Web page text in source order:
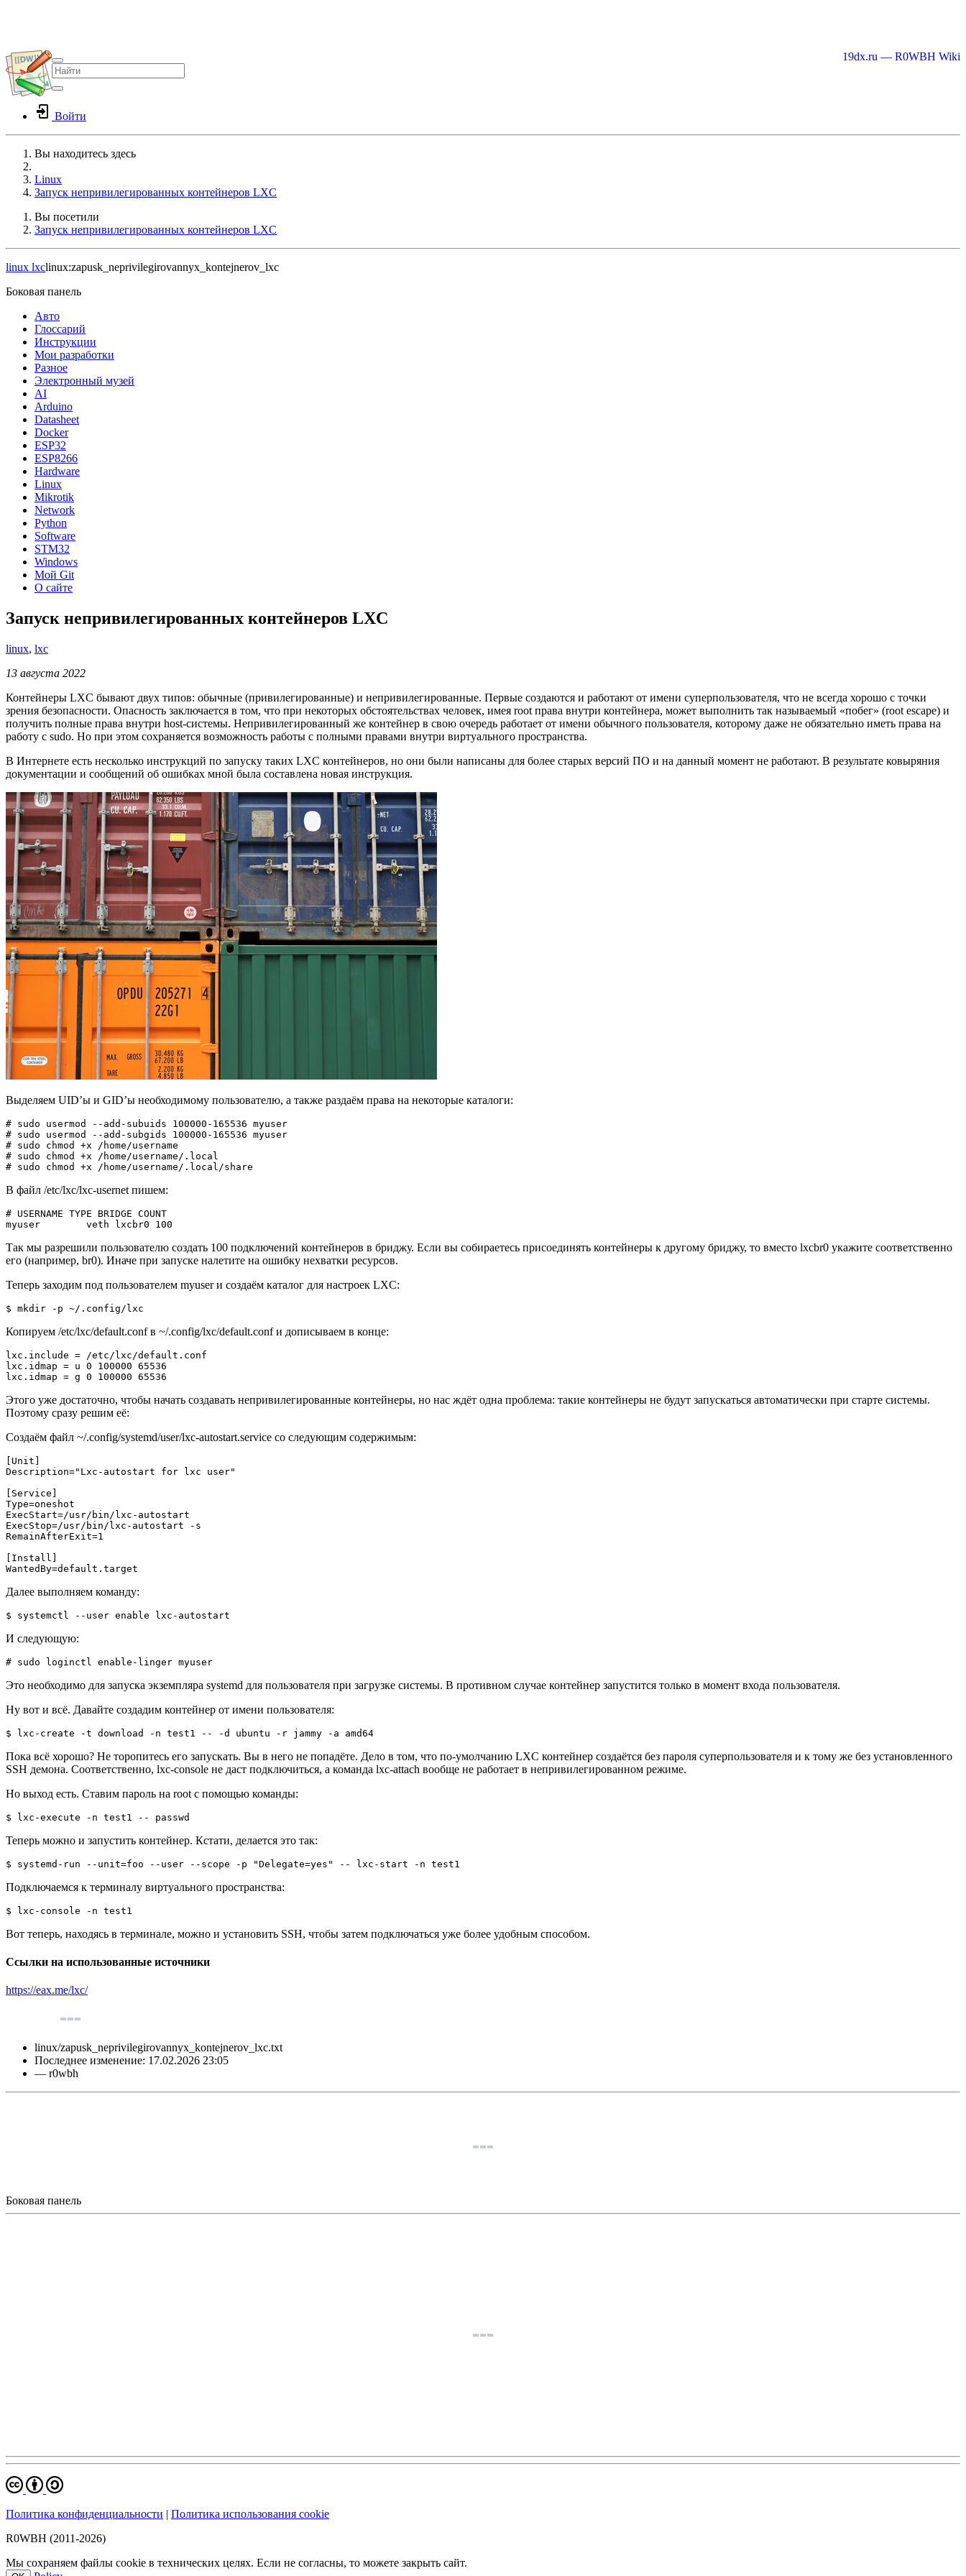
19dx.ru — R0WBH Wiki
Войти
Вы находитесь здесь
Linux
Запуск непривилегированных контейнеров LXC
Вы посетили
Запуск непривилегированных контейнеров LXC
linux lxclinux:zapusk_neprivilegirovannyx_kontejnerov_lxc
Боковая панель
Авто
Глоссарий
Инструкции
Мои разработки
Разное
Электронный музей
AI
Arduino
Datasheet
Docker
ESP32
ESP8266
Hardware
Linux
Mikrotik
Network
Python
Software
STM32
Windows
Мой Git
О сайте
Запуск непривилегированных контейнеров LXC
linux, lxc
13 августа 2022
Контейнеры LXC бывают двух типов: обычные (привилегированные) и непривилегированные. Первые создаются и работают от имени суперпользователя, что не всегда хорошо с точки
зрения безопасности. Опасность заключается в том, что при некоторых обстоятельствах человек, имея root права внутри контейнера, может выполнить так называемый «побег» (root escape) и
получить полные права внутри host-системы. Непривилегированный же контейнер в свою очередь работает от имени обычного пользователя, которому даже не обязательно иметь права на
работу с sudo. Но при этом сохраняется возможность работы с полными правами внутри виртуального пространства.
В Интернете есть несколько инструкций по запуску таких LXC контейнеров, но они были написаны для более старых версий ПО и на данный момент не работают. В результате ковыряния
документации и сообщений об ошибках мной была составлена новая инструкция.
Выделяем UID’ы и GID’ы необходимому пользователю, а также раздаём права на некоторые каталоги:
# sudo usermod --add-subuids 100000-165536 myuser
# sudo usermod --add-subgids 100000-165536 myuser
# sudo chmod +x /home/username
# sudo chmod +x /home/username/.local
# sudo chmod +x /home/username/.local/share
В файл /etc/lxc/lxc-usernet пишем:
# USERNAME TYPE BRIDGE COUNT
myuser        veth lxcbr0 100
Так мы разрешили пользователю создать 100 подключений контейнеров в бриджу. Если вы собираетесь присоединять контейнеры к другому бриджу, то вместо lxcbr0 укажите соответственно
его (например, br0). Иначе при запуске налетите на ошибку нехватки ресурсов.
Теперь заходим под пользователем myuser и создаём каталог для настроек LXC:
$ mkdir -p ~/.config/lxc
Копируем /etc/lxc/default.conf в ~/.config/lxc/default.conf и дописываем в конце:
lxc.include = /etc/lxc/default.conf
lxc.idmap = u 0 100000 65536
lxc.idmap = g 0 100000 65536
Этого уже достаточно, чтобы начать создавать непривилегированные контейнеры, но нас ждёт одна проблема: такие контейнеры не будут запускаться автоматически при старте системы.
Поэтому сразу решим её:
Создаём файл ~/.config/systemd/user/lxc-autostart.service со следующим содержимым:
[Unit]
Description="Lxc-autostart for lxc user"
[Service]
Type=oneshot
ExecStart=/usr/bin/lxc-autostart
ExecStop=/usr/bin/lxc-autostart -s
RemainAfterExit=1
[Install]
WantedBy=default.target
Далее выполняем команду:
$ systemctl --user enable lxc-autostart
И следующую:
# sudo loginctl enable-linger myuser
Это необходимо для запуска экземпляра systemd для пользователя при загрузке системы. В противном случае контейнер запустится только в момент входа пользователя.
Ну вот и всё. Давайте создадим контейнер от имени пользователя:
$ lxc-create -t download -n test1 -- -d ubuntu -r jammy -a amd64
Пока всё хорошо? Не торопитесь его запускать. Вы в него не попадёте. Дело в том, что по-умолчанию LXC контейнер создаётся без пароля суперпользователя и к тому же без установленного
SSH демона. Соответственно, lxc-console не даст подключиться, а команда lxc-attach вообще не работает в непривилегированном режиме.
Но выход есть. Ставим пароль на root с помощью команды:
$ lxc-execute -n test1 -- passwd
Теперь можно и запустить контейнер. Кстати, делается это так:
$ systemd-run --unit=foo --user --scope -p "Delegate=yes" -- lxc-start -n test1
Подключаемся к терминалу виртуального пространства:
$ lxc-console -n test1
Вот теперь, находясь в терминале, можно и установить SSH, чтобы затем подключаться уже более удобным способом.
Ссылки на использованные источники
https://eax.me/lxc/
linux/zapusk_neprivilegirovannyx_kontejnerov_lxc.txt
Последнее изменение: 17.02.2026 23:05
— r0wbh
Боковая панель
Политика конфиденциальности | Политика использования cookie
R0WBH (2011-2026)
Мы сохраняем файлы cookie в технических целях. Если не согласны, то можете закрыть сайт.